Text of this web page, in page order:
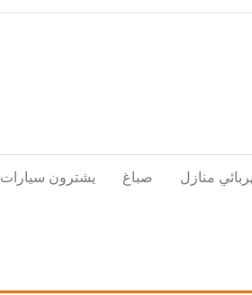
يشترون سيارات صباغ منازل